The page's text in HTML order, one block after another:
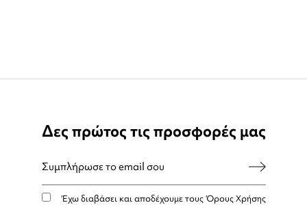
Δες πρώτος τις προσφορές μας
Έχω διαβάσει και αποδέχουμε τουςΌρους Χρήσης